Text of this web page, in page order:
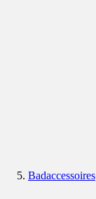
Badaccessoires